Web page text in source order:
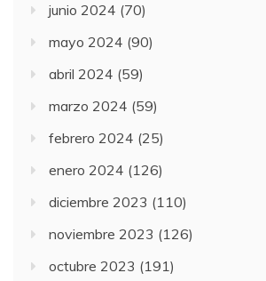
junio 2024 (70)
mayo 2024 (90)
abril 2024 (59)
marzo 2024 (59)
febrero 2024 (25)
enero 2024 (126)
diciembre 2023 (110)
noviembre 2023 (126)
octubre 2023 (191)